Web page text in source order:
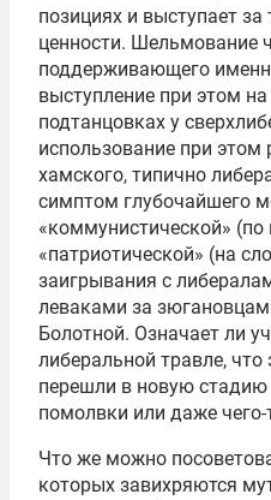
позициях и выступает
ценности. Шельмование
поддерживающего
выступление при этом
подтанцовках у
использование при этом
хамского, типично
симптом глубочайшего
«коммунистической»
«патриотической» (на
заигрывания с
леваками за
Болотной. Означает ли
либеральной травле, что
перешли в новую стадию
помолвки или даже чего-
Что же можно
которых завихряются